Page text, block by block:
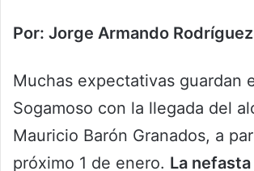
Por: Jorge Armando
Muchas expectativas guardan
Sogamoso con la llegada del
Mauricio Barón Granados, a
próximo 1 de enero. La